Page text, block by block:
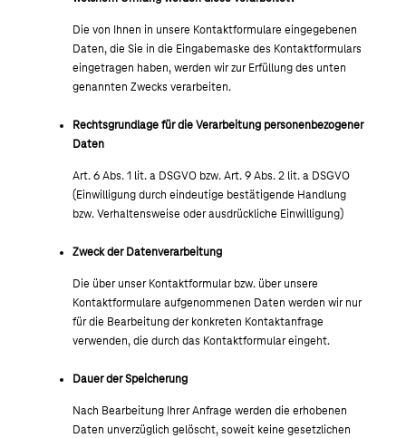
Die von Ihnen in unsere Kontaktformulare eingegebenen
Daten, die Sie in die Eingabemaske des Kontaktformulars
eingetragen haben, werden wir zur Erfüllung des unten
genannten Zwecks verarbeiten.
Rechtsgrundlage für die Verarbeitung personenbezogener
Daten
Art. 6 Abs. 1 lit. a DSGVO bzw. Art. 9 Abs. 2 lit. a DSGVO
(Einwilligung durch eindeutige bestätigende Handlung
bzw. Verhaltensweise oder ausdrückliche Einwilligung)
Zweck der Datenverarbeitung
Die über unser Kontaktformular bzw. über unsere
Kontaktformulare aufgenommenen Daten werden wir nur
für die Bearbeitung der konkreten Kontaktanfrage
verwenden, die durch das Kontaktformular eingeht.
Dauer der Speicherung
Nach Bearbeitung Ihrer Anfrage werden die erhobenen
Daten unverzüglich gelöscht, soweit keine gesetzlichen